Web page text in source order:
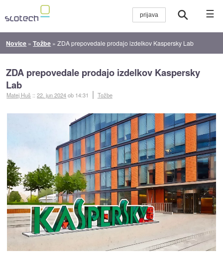
☰
Novice »Tožbe »ZDA prepovedale prodajo izdelkov Kaspersky Lab
ZDA prepovedale prodajo izdelkov Kaspersky
Lab
Matej Huš ::22. jun 2024ob 14:31 Tožbe